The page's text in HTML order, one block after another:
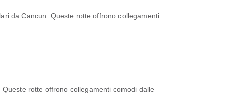
da Cancun. Queste rotte offrono collegamenti
rotte offrono collegamenti comodi dalle